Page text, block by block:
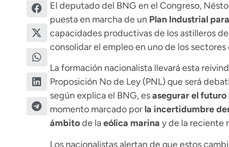
El deputado del BNG en el Congreso,
puesta en marcha de un Plan Industrial
capacidades productivas de los astilleros
consolidar el empleo en uno de los
La formación nacionalista llevará esta
Proposición No de Ley (PNL) que será
según explica el BNG, esasegurar el futuro
momento marcado por la incertidumbre
ámbitode laeólica marina y de la reciente
Los nacionalistas alertan de que estos